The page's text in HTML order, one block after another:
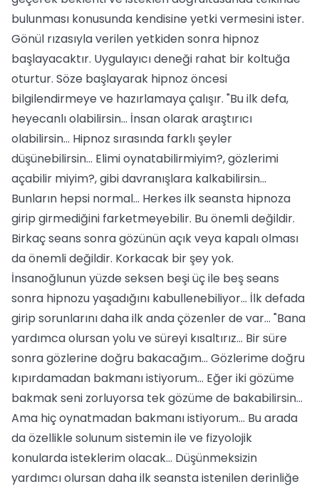
bulunması konusunda kendisine yetki vermesini ister.
Gönül rızasıyla verilen yetkiden sonra hipnoz
başlayacaktır. Uygulayıcı deneği rahat bir koltuğa
oturtur. Söze başlayarak hipnoz öncesi
bilgilendirmeye ve hazırlamaya çalışır. "Bu ilk defa,
heyecanlı olabilirsin... İnsan olarak araştırıcı
olabilirsin... Hipnoz sırasında farklı şeyler
düşünebilirsin... Elimi oynatabilirmiyim?, gözlerimi
açabilir miyim?, gibi davranışlara kalkabilirsin...
Bunların hepsi normal... Herkes ilk seansta hipnoza
girip girmediğini farketmeyebilir. Bu önemli değildir.
Birkaç seans sonra gözünün açık veya kapalı olması
da önemli değildir. Korkacak bir şey yok.
İnsanoğlunun yüzde seksen beşi üç ile beş seans
sonra hipnozu yaşadığını kabullenebiliyor... İlk defada
girip sorunlarını daha ilk anda çözenler de var... "Bana
yardımca olursan yolu ve süreyi kısaltırız... Bir süre
sonra gözlerine doğru bakacağım... Gözlerime doğru
kıpırdamadan bakmanı istiyorum... Eğer iki gözüme
bakmak seni zorluyorsa tek gözüme de bakabilirsin...
Ama hiç oynatmadan bakmanı istiyorum... Bu arada
da özellikle solunum sistemin ile ve fizyolojik
konularda isteklerim olacak... Düşünmeksizin
yardımcı olursan daha ilk seansta istenilen derinliğe